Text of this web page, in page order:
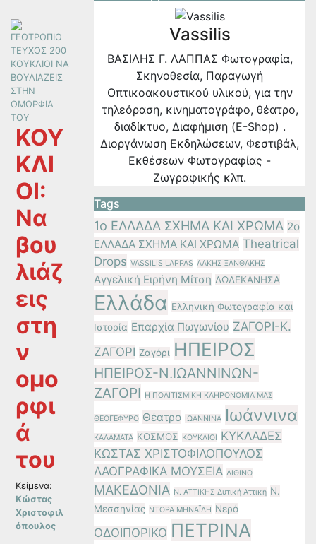
ΚΟΥ
ΚΛΙ
ΟΙ:
Να
βου
λιάζ
εις
στη
ν
ομο
ρφι
ά
του
Κείμενα:
Κώστας
Χριστοφιλ
όπουλος
Vassilis
ΒΑΣΙΛΗΣ Γ. ΛΑΠΠΑΣ Φωτογραφία,
Σκηνοθεσία, Παραγωγή
Οπτικοακουστικού υλικού, για την
τηλεόραση, κινηματογράφο, θέατρο,
διαδίκτυο, Διαφήμιση (E-Shop) .
Διοργάνωση Εκδηλώσεων, Φεστιβάλ,
Εκθέσεων Φωτογραφίας -
Ζωγραφικής κλπ.
Tags
1ο ΕΛΛΑΔΑ ΣΧΗΜΑ ΚΑΙ ΧΡΩΜΑ 2ο
ΕΛΛΑΔΑ ΣΧΗΜΑ ΚΑΙ ΧΡΩΜΑ Theatrical
Drops VASSILIS LAPPAS ΑΛΚΗΣ ΞΑΝΘΑΚΗΣ
Αγγελική Ειρήνη Μίτση ΔΩΔΕΚΑΝΗΣΑ
Ελλάδα Ελληνική Φωτογραφία και
Ιστορία Επαρχία Πωγωνίου ΖΑΓΟΡΙ-Κ.
ΖΑΓΟΡΙ Ζαγόρι ΗΠΕΙΡΟΣ
ΗΠΕΙΡΟΣ-Ν.ΙΩΑΝΝΙΝΩΝ-
ΖΑΓΟΡΙ Η ΠΟΛΙΤΙΣΜΙΚΗ ΚΛΗΡΟΝΟΜΙΑ ΜΑΣ
ΘΕΟΓΕΦΥΡΟ Θέατρο ΙΩΑΝΝΙΝΑ Ιωάννινα
ΚΑΛΑΜΑΤΑ ΚΟΣΜΟΣ ΚΟΥΚΛΙΟΙ ΚΥΚΛΑΔΕΣ
ΚΩΣΤΑΣ ΧΡΙΣΤΟΦΙΛΟΠΟΥΛΟΣ
ΛΑΟΓΡΑΦΙΚΑ ΜΟΥΣΕΙΑ ΛΙΘΙΝΟ
ΜΑΚΕΔΟΝΙΑ Ν. ΑΤΤΙΚΗΣ Δυτική Αττική Ν.
Μεσσηνίας ΝΤΟΡΑ ΜΗΝΑΪΔΗ Νερό
ΟΔΟΙΠΟΡΙΚΟ ΠΕΤΡΙΝΑ